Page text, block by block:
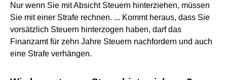
Nur wenn Sie mit Absicht Steuern hinterziehen, müssen
Sie mit einer Strafe rechnen. ... Kommt heraus, dass Sie
vorsätzlich Steuern hinterzogen haben, darf das
Finanzamt für zehn Jahre Steuern nachfordern und auch
eine Strafe verhängen.